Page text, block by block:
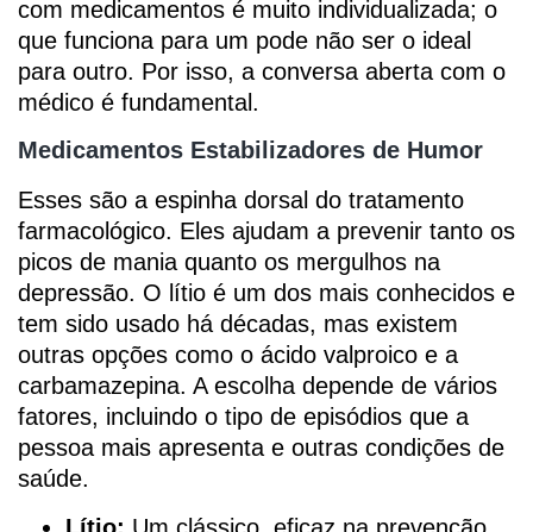
com medicamentos é muito individualizada; o
que funciona para um pode não ser o ideal
para outro. Por isso, a conversa aberta com o
médico é fundamental.
Medicamentos Estabilizadores de Humor
Esses são a espinha dorsal do tratamento
farmacológico. Eles ajudam a prevenir tanto os
picos de mania quanto os mergulhos na
depressão. O lítio é um dos mais conhecidos e
tem sido usado há décadas, mas existem
outras opções como o ácido valproico e a
carbamazepina. A escolha depende de vários
fatores, incluindo o tipo de episódios que a
pessoa mais apresenta e outras condições de
saúde.